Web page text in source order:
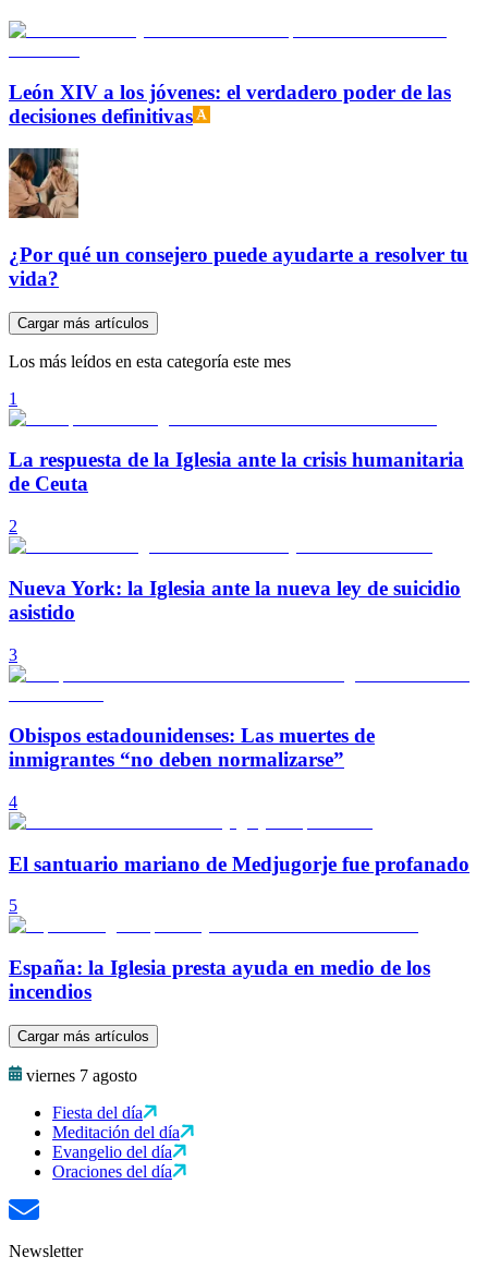
León XIV a los jóvenes: el verdadero poder de las
decisiones definitivas
¿Por qué un consejero puede ayudarte a resolver tu
vida?
Cargar más artículos
Los más leídos en esta categoría este mes
1
La respuesta de la Iglesia ante la crisis humanitaria
de Ceuta
2
Nueva York: la Iglesia ante la nueva ley de suicidio
asistido
3
Obispos estadounidenses: Las muertes de
inmigrantes “no deben normalizarse”
4
El santuario mariano de Medjugorje fue profanado
5
España: la Iglesia presta ayuda en medio de los
incendios
Cargar más artículos
viernes 7 agosto
Fiesta del día
Meditación del día
Evangelio del día
Oraciones del día
Newsletter